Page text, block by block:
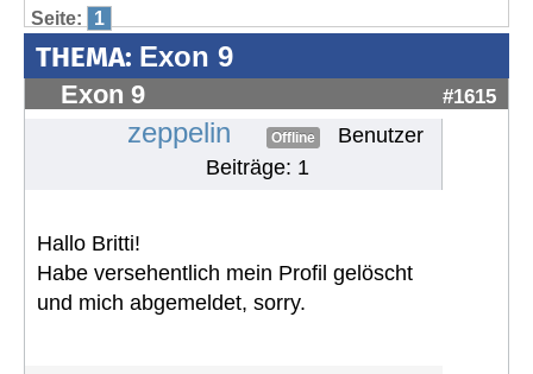
Seite: 1
THEMA: Exon 9
Exon 9 #1615
zeppelin Offline
Benutzer
Beiträge: 1
Hallo Britti!
Habe versehentlich mein Profil gelöscht
und mich abgemeldet, sorry.